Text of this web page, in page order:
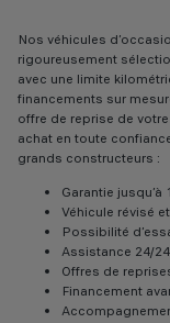
Nos véhicules
rigoureusement
avec une limite
financements sur
offre de reprise de
achat en toute
grands constructeurs :
Garantie jusqu’à
Véhicule révisé
Possibilité
Assistance 24/
Offres de
Financement